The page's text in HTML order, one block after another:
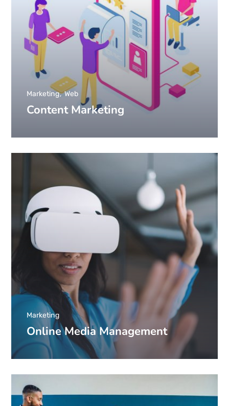
Content Marketing
Marketing Web
Online Media Management
Marketing